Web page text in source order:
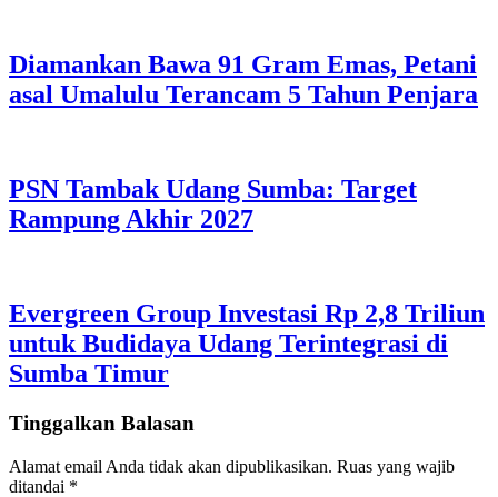
Diamankan Bawa 91 Gram Emas, Petani
asal Umalulu Terancam 5 Tahun Penjara
PSN Tambak Udang Sumba: Target
Rampung Akhir 2027
Evergreen Group Investasi Rp 2,8 Triliun
untuk Budidaya Udang Terintegrasi di
Sumba Timur
Tinggalkan Balasan
Alamat email Anda tidak akan dipublikasikan. Ruas yang wajib
ditandai *